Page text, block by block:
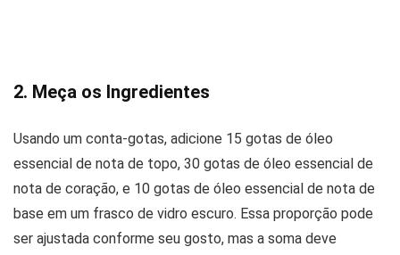
2. Meça os Ingredientes
Usando um conta-gotas, adicione 15 gotas de óleo
essencial de nota de topo, 30 gotas de óleo essencial de
nota de coração, e 10 gotas de óleo essencial de nota de
base em um frasco de vidro escuro. Essa proporção pode
ser ajustada conforme seu gosto, mas a soma deve